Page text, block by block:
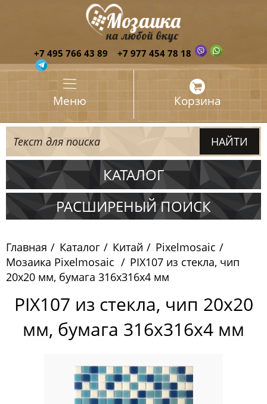
+7 495 766 43 89 +7 977 454 78 18
Меню Корзина
КАТАЛОГ
Испания
Китай
Pixelmosaic
Мозаика Pixelmosaic
Зеркала NS Bath
Керамогранит NSceramic
Керамогранит Staro
РАСШИРЕНЫЙ ПОИСК
Главная Каталог Китай
Pixelmosaic
Мозаика Pixelmosaic
PIX107 из стекла, чип
20x20 мм, бумага 316х316х4 мм
PIX107 из стекла, чип 20x20
мм, бумага 316х316х4 мм